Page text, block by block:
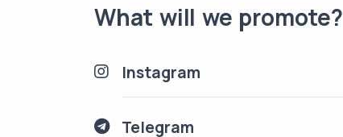
What will we promote?
Instagram
Telegram